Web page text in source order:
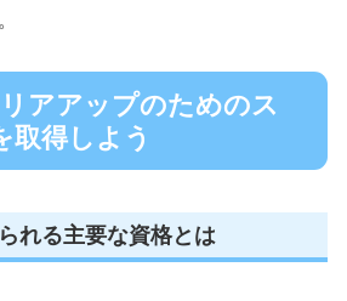
アアップのためのス
取得しよう
れる主要な資格とは